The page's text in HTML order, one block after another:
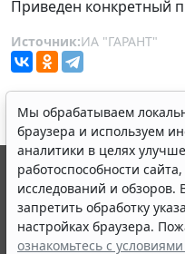
Приведен конкретный
Источник:ИА "ГАРАНТ"
Мы обрабатываем
браузера и используем
аналитики в целях
работоспособности
исследований и обзоров.
запретить обработку
настройках браузера.
ознакомьтесь с
© ООО "НПП "ГАРАНТ-
выпускается с 1990 года.
являются участниками
информации ГАРАНТ.